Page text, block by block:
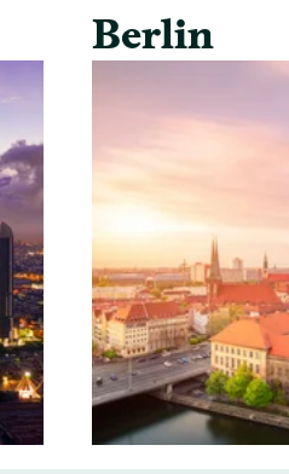
Berlin